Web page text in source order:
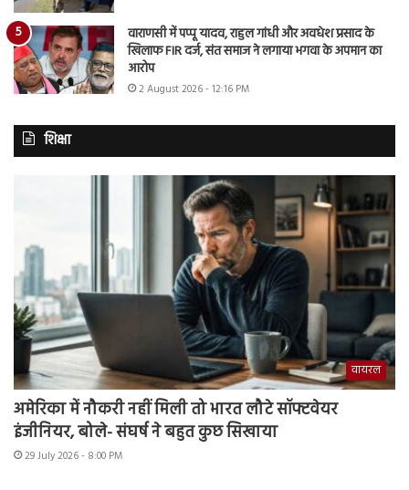
वाराणसी में पप्पू यादव, राहुल गांधी और अवधेश प्रसाद के
खिलाफ FIR दर्ज, संत समाज ने लगाया भगवा के अपमान का
आरोप
2 August 2026 - 12:16 PM
शिक्षा
वायरल
अमेरिका में नौकरी नहीं मिली तो भारत लौटे सॉफ्टवेयर
इंजीनियर, बोले- संघर्ष ने बहुत कुछ सिखाया
29 July 2026 - 8:00 PM